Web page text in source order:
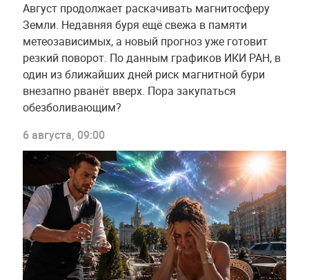
Август продолжает раскачивать магнитосферу
Земли. Недавняя буря ещё свежа в памяти
метеозависимых, а новый прогноз уже готовит
резкий поворот. По данным графиков ИКИ РАН, в
один из ближайших дней риск магнитной бури
внезапно рванёт вверх. Пора закупаться
обезболивающим?
6 августа, 09:00